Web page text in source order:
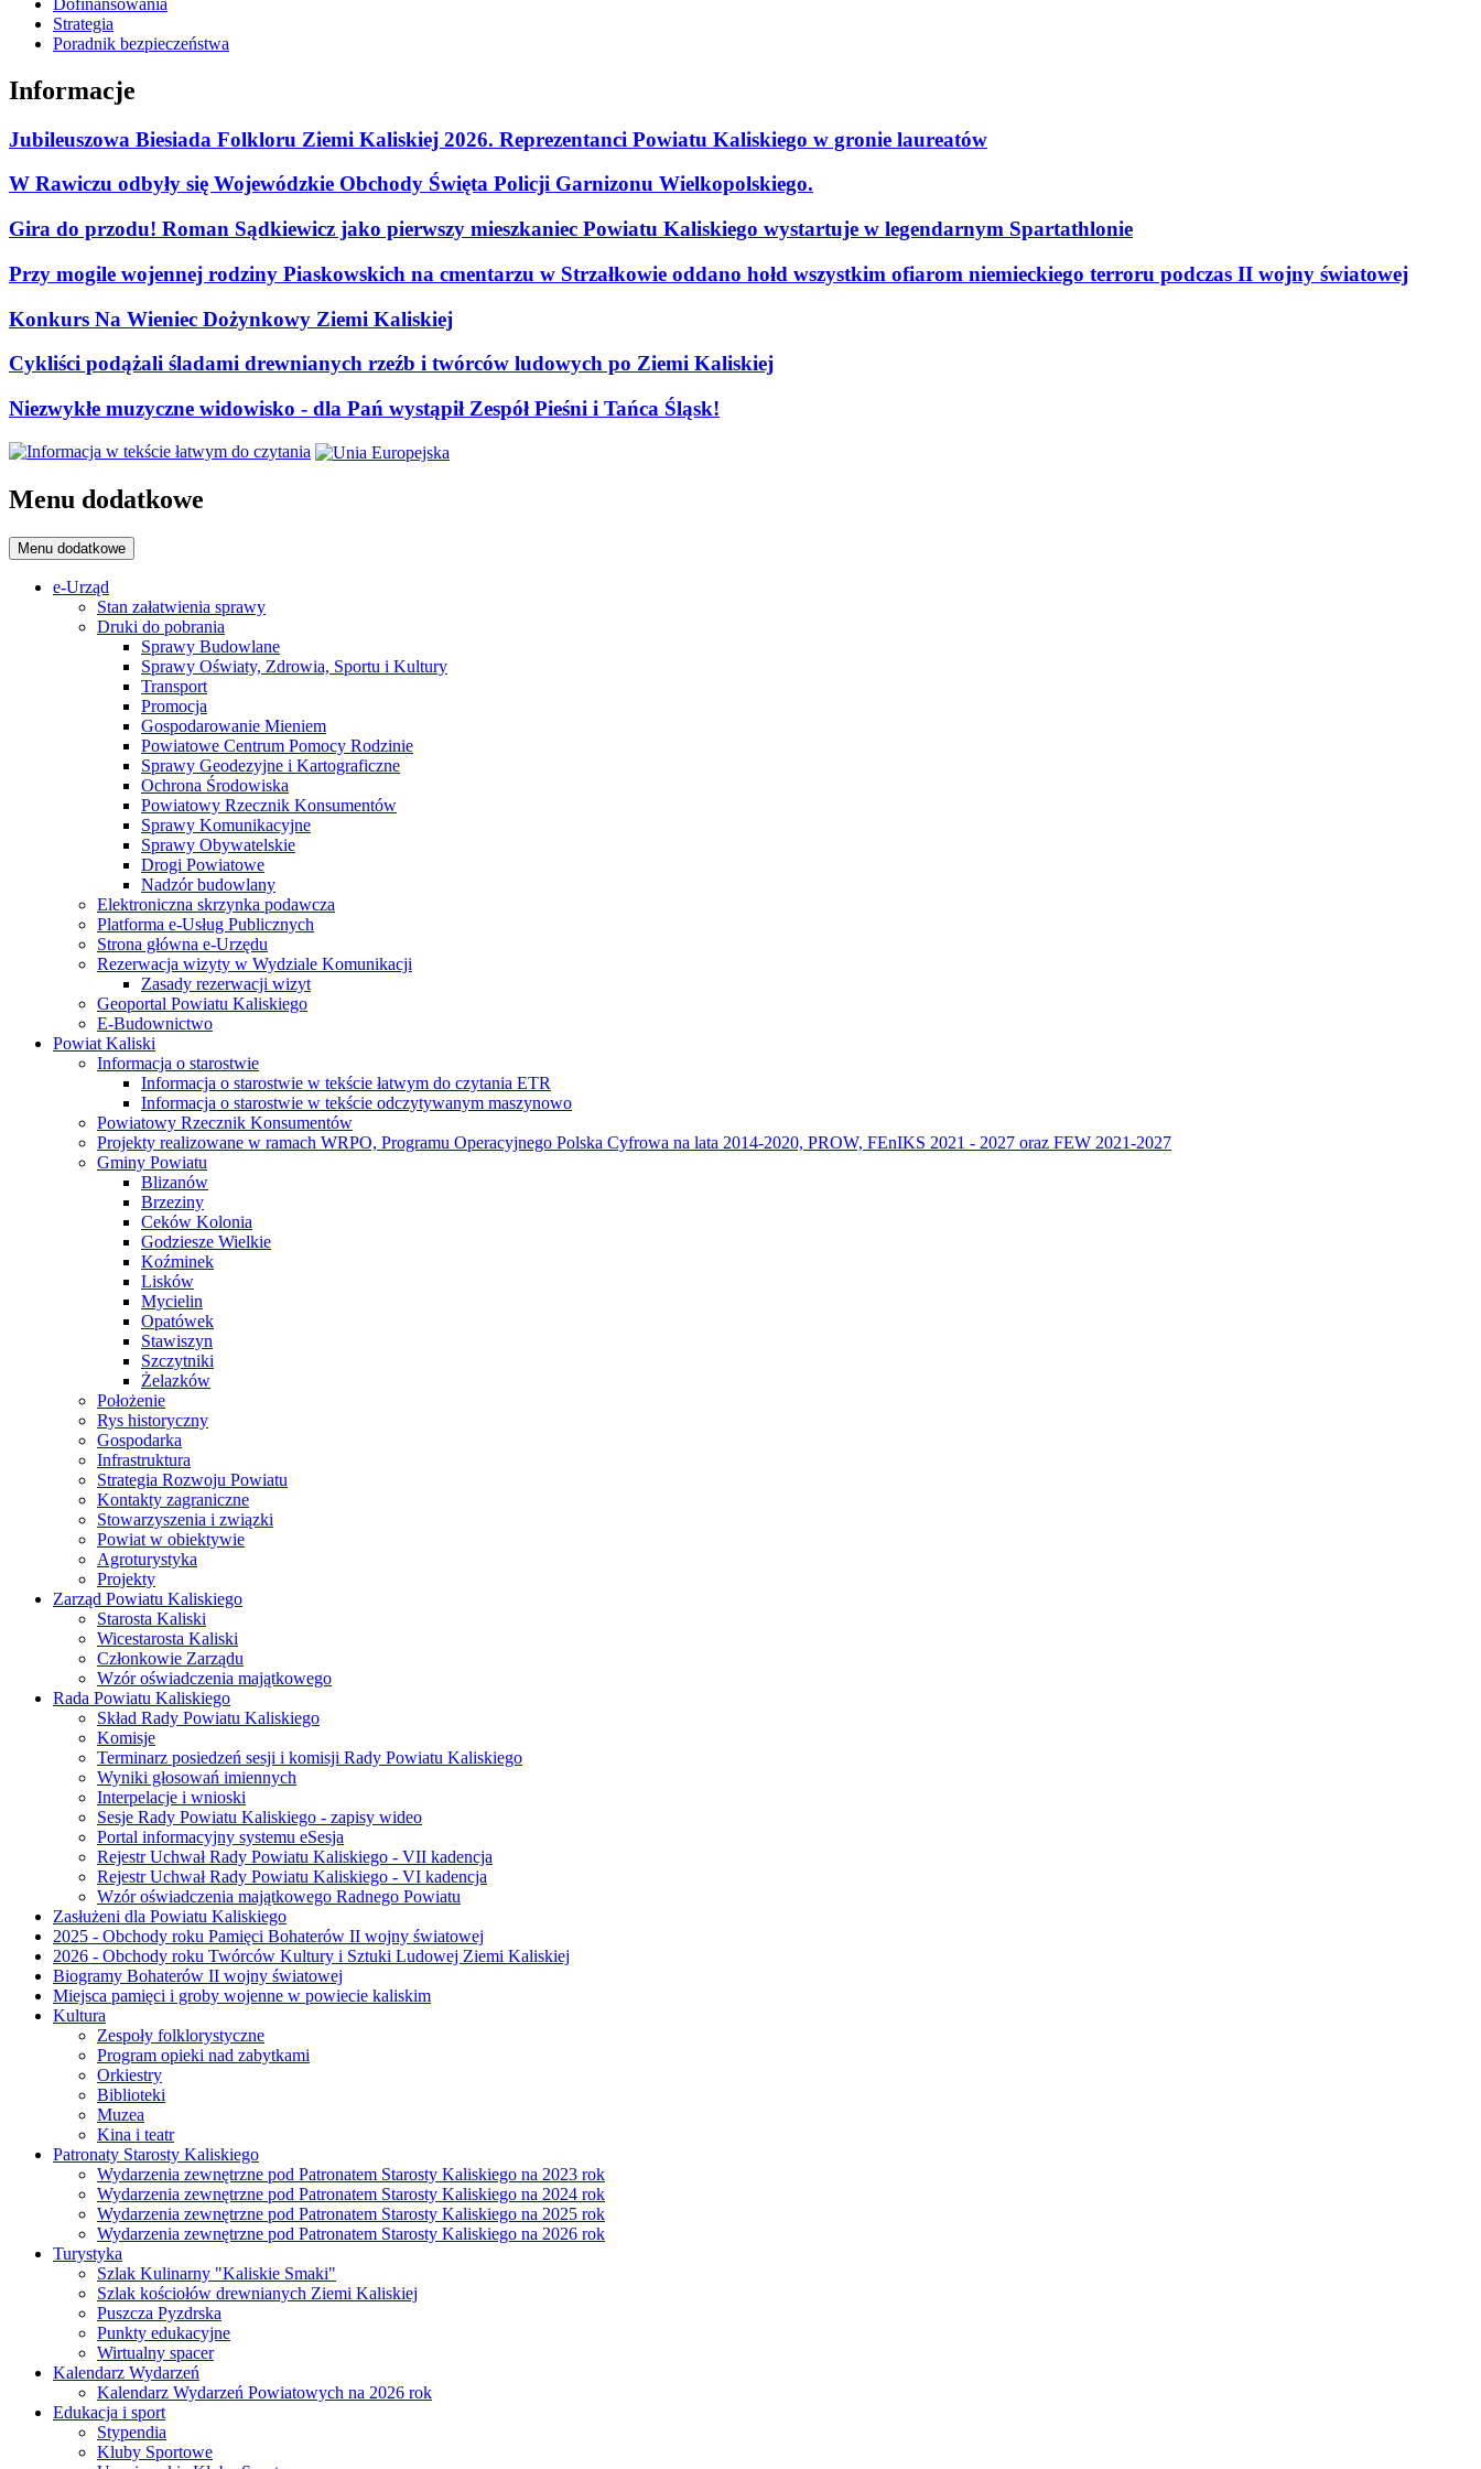
Dofinansowania
Strategia
Poradnik bezpieczeństwa
Informacje
Jubileuszowa Biesiada Folkloru Ziemi Kaliskiej 2026. Reprezentanci Powiatu Kaliskiego w gronie laureatów
W Rawiczu odbyły się Wojewódzkie Obchody Święta Policji Garnizonu Wielkopolskiego.
Gira do przodu! Roman Sądkiewicz jako pierwszy mieszkaniec Powiatu Kaliskiego wystartuje w legendarnym Spartathlonie
Przy mogile wojennej rodziny Piaskowskich na cmentarzu w Strzałkowie oddano hołd wszystkim ofiarom niemieckiego terroru podczas II wojny światowej
Konkurs Na Wieniec Dożynkowy Ziemi Kaliskiej
Cykliści podążali śladami drewnianych rzeźb i twórców ludowych po Ziemi Kaliskiej
Niezwykłe muzyczne widowisko - dla Pań wystąpił Zespół Pieśni i Tańca Śląsk!
Menu dodatkowe
Menu dodatkowe
e-Urząd
Stan załatwienia sprawy
Druki do pobrania
Sprawy Budowlane
Sprawy Oświaty, Zdrowia, Sportu i Kultury
Transport
Promocja
Gospodarowanie Mieniem
Powiatowe Centrum Pomocy Rodzinie
Sprawy Geodezyjne i Kartograficzne
Ochrona Środowiska
Powiatowy Rzecznik Konsumentów
Sprawy Komunikacyjne
Sprawy Obywatelskie
Drogi Powiatowe
Nadzór budowlany
Elektroniczna skrzynka podawcza
Platforma e-Usług Publicznych
Strona główna e-Urzędu
Rezerwacja wizyty w Wydziale Komunikacji
Zasady rezerwacji wizyt
Geoportal Powiatu Kaliskiego
E-Budownictwo
Powiat Kaliski
Informacja o starostwie
Informacja o starostwie w tekście łatwym do czytania ETR
Informacja o starostwie w tekście odczytywanym maszynowo
Powiatowy Rzecznik Konsumentów
Projekty realizowane w ramach WRPO, Programu Operacyjnego Polska Cyfrowa na lata 2014-2020, PROW, FEnIKS 2021 - 2027 oraz FEW 2021-2027
Gminy Powiatu
Blizanów
Brzeziny
Ceków Kolonia
Godziesze Wielkie
Koźminek
Lisków
Mycielin
Opatówek
Stawiszyn
Szczytniki
Żelazków
Położenie
Rys historyczny
Gospodarka
Infrastruktura
Strategia Rozwoju Powiatu
Kontakty zagraniczne
Stowarzyszenia i związki
Powiat w obiektywie
Agroturystyka
Projekty
Zarząd Powiatu Kaliskiego
Starosta Kaliski
Wicestarosta Kaliski
Członkowie Zarządu
Wzór oświadczenia majątkowego
Rada Powiatu Kaliskiego
Skład Rady Powiatu Kaliskiego
Komisje
Terminarz posiedzeń sesji i komisji Rady Powiatu Kaliskiego
Wyniki głosowań imiennych
Interpelacje i wnioski
Sesje Rady Powiatu Kaliskiego - zapisy wideo
Portal informacyjny systemu eSesja
Rejestr Uchwał Rady Powiatu Kaliskiego - VII kadencja
Rejestr Uchwał Rady Powiatu Kaliskiego - VI kadencja
Wzór oświadczenia majątkowego Radnego Powiatu
Zasłużeni dla Powiatu Kaliskiego
2025 - Obchody roku Pamięci Bohaterów II wojny światowej
2026 - Obchody roku Twórców Kultury i Sztuki Ludowej Ziemi Kaliskiej
Biogramy Bohaterów II wojny światowej
Miejsca pamięci i groby wojenne w powiecie kaliskim
Kultura
Zespoły folklorystyczne
Program opieki nad zabytkami
Orkiestry
Biblioteki
Muzea
Kina i teatr
Patronaty Starosty Kaliskiego
Wydarzenia zewnętrzne pod Patronatem Starosty Kaliskiego na 2023 rok
Wydarzenia zewnętrzne pod Patronatem Starosty Kaliskiego na 2024 rok
Wydarzenia zewnętrzne pod Patronatem Starosty Kaliskiego na 2025 rok
Wydarzenia zewnętrzne pod Patronatem Starosty Kaliskiego na 2026 rok
Turystyka
Szlak Kulinarny "Kaliskie Smaki"
Szlak kościołów drewnianych Ziemi Kaliskiej
Puszcza Pyzdrska
Punkty edukacyjne
Wirtualny spacer
Kalendarz Wydarzeń
Kalendarz Wydarzeń Powiatowych na 2026 rok
Edukacja i sport
Stypendia
Kluby Sportowe